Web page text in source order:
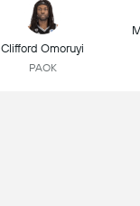
Clifford Omoruyi
PAOK